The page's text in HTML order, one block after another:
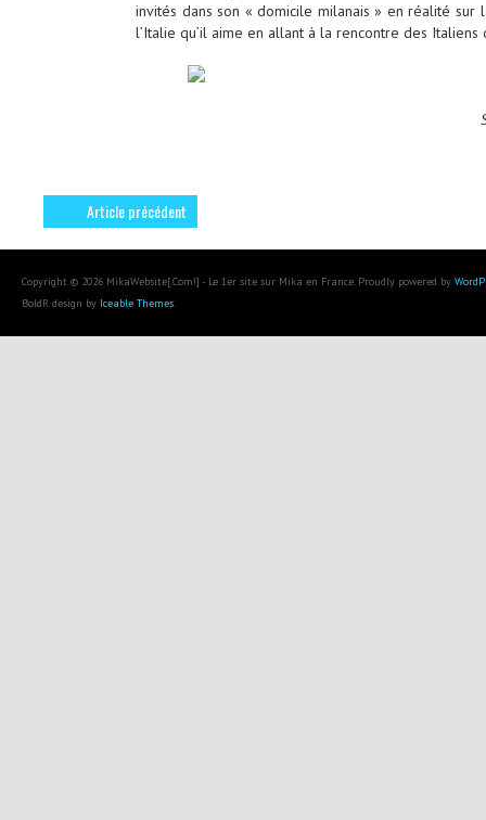
invités dans son « domicile milanais » en réalité
l’Italie qu’il aime en allant à la rencontre des Italiens
Article précédent
Copyright © 2026 MikaWebsite[.Com!] - Le 1er site sur Mika en France. Proudly powered by
BoldR design by Iceable Themes.